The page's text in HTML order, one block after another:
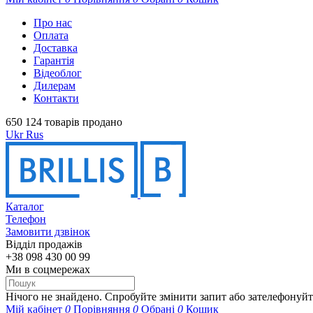
Про нас
Оплата
Доставка
Гарантія
Відеоблог
Дилерам
Контакти
650 124 товарів продано
Ukr Rus
Каталог
Телефон
Замовити дзвінок
Відділ продажів
+38 098 430 00 99
Ми в соцмережах
Нічого не знайдено. Спробуйте змінити запит або
Мій кабінет 0 Порівняння 0 Обрані 0 Кошик